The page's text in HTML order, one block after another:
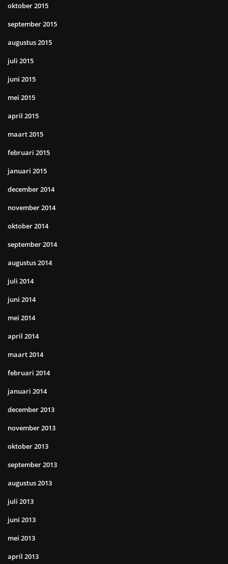
oktober 2015
september 2015
augustus 2015
juli 2015
juni 2015
mei 2015
april 2015
maart 2015
februari 2015
januari 2015
december 2014
november 2014
oktober 2014
september 2014
augustus 2014
juli 2014
juni 2014
mei 2014
april 2014
maart 2014
februari 2014
januari 2014
december 2013
november 2013
oktober 2013
september 2013
augustus 2013
juli 2013
juni 2013
mei 2013
april 2013